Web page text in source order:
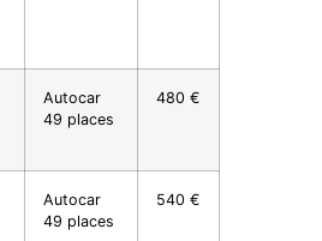
Autocar
49 places
480 €
Autocar
49 places
540 €